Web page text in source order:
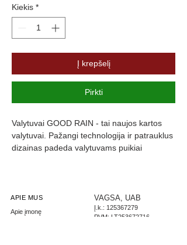
Kiekis *
Į krepšelį
Pirkti
Valytuvai GOOD RAIN - tai naujos kartos
valytuvai. Pažangi technologija ir patrauklus
dizainas padeda valytuvams puikiai
triukšmą ir užtikrina komfortą.
APIE MUS
Apie įmonę
VAGSA, UAB
Į.k.: 125367279
PVM: LT253672716